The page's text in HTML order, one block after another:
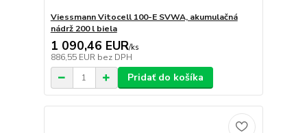
Viessmann Vitocell 100-E SVWA, akumulačná
nádrž 200 l biela
1 090,46 EUR/ks
886,55 EUR bez DPH
Pridať do košíka